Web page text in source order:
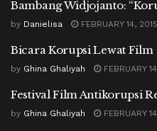
Bambang Widjojanto:
by Danielisa FEBRUARY 14, 2015
Bicara Korupsi Lewat Film
by Ghina Ghaliyah FEBRUARY
Festival Film Antikorupsi
by Ghina Ghaliyah FEBRUARY